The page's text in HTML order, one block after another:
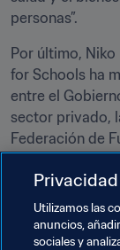
personas”.
Por último,
for Schools ha
entre el
sector privado,
Federación de
prueba de un
compromiso
difundir la
desfavorecidas
Privacidad
Utilizamos las
anuncios,
sociales y